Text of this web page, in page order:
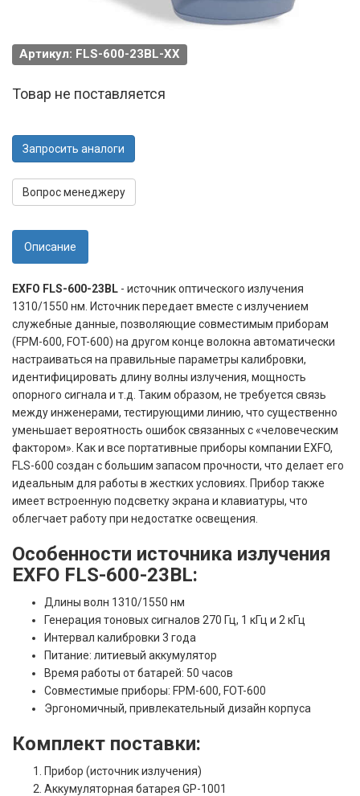
Артикул: FLS-600-23BL-XX
Товар не поставляется
Запросить аналоги
Вопрос менеджеру
Описание
EXFO FLS-600-23BL - источник оптического излучения
1310/1550 нм. Источник передает вместе с излучением
служебные данные, позволяющие совместимым приборам
(FPM-600, FOT-600) на другом конце волокна автоматически
настраиваться на правильные параметры калибровки,
идентифицировать длину волны излучения, мощность
опорного сигнала и т.д. Таким образом, не требуется связь
между инженерами, тестирующими линию, что существенно
уменьшает вероятность ошибок связанных с «человеческим
фактором». Как и все портативные приборы компании EXFO,
FLS-600 создан с большим запасом прочности, что делает его
идеальным для работы в жестких условиях. Прибор также
имеет встроенную подсветку экрана и клавиатуры, что
облегчает работу при недостатке освещения.
Особенности источника излучения
EXFO FLS-600-23BL:
Длины волн 1310/1550 нм
Генерация тоновых сигналов 270 Гц, 1 кГц и 2 кГц
Интервал калибровки 3 года
Питание: литиевый аккумулятор
Время работы от батарей: 50 часов
Совместимые приборы: FPM-600, FOT-600
Эргономичный, привлекательный дизайн корпуса
Комплект поставки:
Прибор (источник излучения)
Аккумуляторная батарея GP-1001